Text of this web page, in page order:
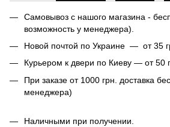
Самовывоз с нашого магазина -
возможность у менеджера).
Новой почтой по Украине — от 35
Курьером к двери по Киеву — от 50
При заказе от 1000 грн. доставка
менеджера)
Наличными при получении.